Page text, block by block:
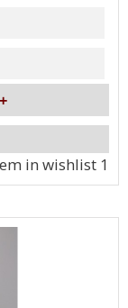
1 user
in wishlist